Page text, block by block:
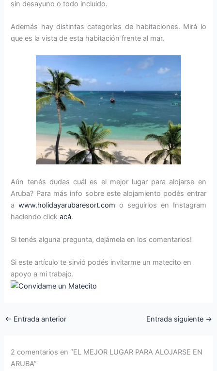
sin desayuno o todo incluido.
Además hay distintas categorías de habitaciones. Mirá lo
que es la vista de esta habitación frente al mar.
Aún tenés dudas cuál es el mejor lugar para alojarse en
Aruba? Para más info sobre este alojamiento podés entrar
awww.holidayarubaresort.com o seguirlos en Instagram
haciendo clickacá.
Si tenés alguna pregunta, dejámela en los comentarios!
Si este artículo te sirvió podés invitarme un matecito en
apoyo a mi trabajo.
← Entrada anterior Entrada siguiente →
2 comentarios en “EL MEJOR LUGAR PARA ALOJARSE EN
ARUBA”